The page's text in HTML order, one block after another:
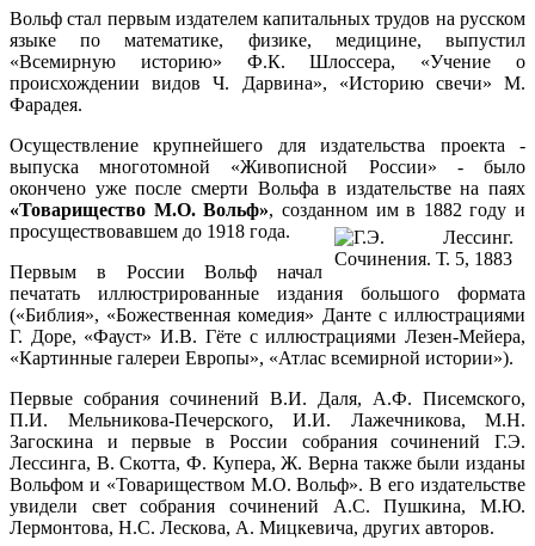
Вольф стал первым издателем капитальных трудов на русском
языке по математике, физике, медицине, выпустил
«Всемирную историю» Ф.К. Шлоссера, «Учение о
происхождении видов Ч. Дарвина», «Историю свечи» М.
Фарадея.
Осуществление крупнейшего для издательства проекта -
выпуска многотомной «Живописной России» - было
окончено уже после смерти Вольфа в издательстве на паях
«Товарищество М.О. Вольф», созданном им в 1882 году и
просуществовавшем до 1918 года.
Первым в России Вольф начал
печатать иллюстрированные издания большого формата
(«Библия», «Божественная комедия» Данте с иллюстрациями
Г. Доре, «Фауст» И.В. Гёте с иллюстрациями Лезен-Мейера,
«Картинные галереи Европы», «Атлас всемирной истории»).
Первые собрания сочинений В.И. Даля, А.Ф. Писемского,
П.И. Мельникова-Печерского, И.И. Лажечникова, М.Н.
Загоскина и первые в России собрания сочинений Г.Э.
Лессинга, В. Скотта, Ф. Купера, Ж. Верна также были изданы
Вольфом и «Товариществом М.О. Вольф». В его издательстве
увидели свет собрания сочинений А.С. Пушкина, М.Ю.
Лермонтова, Н.С. Лескова, А. Мицкевича, других авторов.